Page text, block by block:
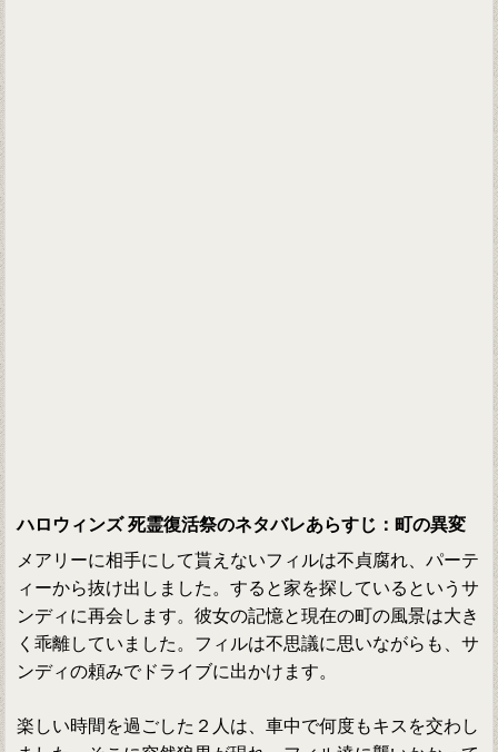
ハロウィンズ 死霊復活祭のネタバレあらすじ：町の異変
メアリーに相手にして貰えないフィルは不貞腐れ、パーテ
ィーから抜け出しました。すると家を探しているというサ
ンディに再会します。彼女の記憶と現在の町の風景は大き
く乖離していました。フィルは不思議に思いながらも、サ
ンディの頼みでドライブに出かけます。
楽しい時間を過ごした２人は、車中で何度もキスを交わし